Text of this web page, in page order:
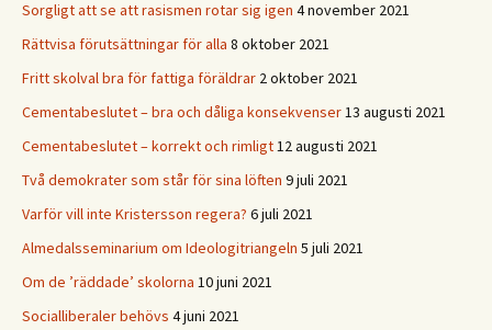
Sorgligt att se att rasismen rotar sig igen 4 november 2021
Rättvisa förutsättningar för alla 8 oktober 2021
Fritt skolval bra för fattiga föräldrar 2 oktober 2021
Cementabeslutet – bra och dåliga konsekvenser13 augusti 2021
Cementabeslutet – korrekt och rimligt12 augusti 2021
Två demokrater som står för sina löften 9 juli 2021
Varför vill inte Kristersson regera? 6 juli 2021
Almedalsseminarium om Ideologitriangeln 5 juli 2021
Om de ’räddade’ skolorna 10 juni 2021
Socialliberaler behövs 4 juni 2021